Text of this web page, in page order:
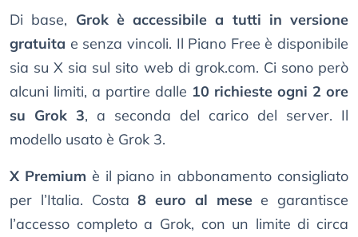
Di base, Grok è accessibile a tutti in versione
gratuita e senza vincoli. Il Piano Free è disponibile
sia su X sia sul sito web di grok.com. Ci sono però
alcuni limiti, a partire dalle 10 richieste ogni 2 ore
su Grok 3, a seconda del carico del server. Il
modello usato è Grok 3.
X Premium è il piano in abbonamento consigliato
per l’Italia. Costa8 euro al mesee garantisce
l’accesso completo a Grok, con un limite di circa